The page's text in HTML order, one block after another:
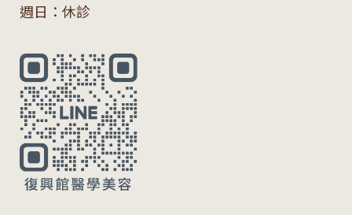
週日：休診